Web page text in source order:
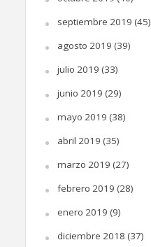
septiembre 2019 (45)
agosto 2019 (39)
julio 2019 (33)
junio 2019 (29)
mayo 2019 (38)
abril 2019 (35)
marzo 2019 (27)
febrero 2019 (28)
enero 2019 (9)
diciembre 2018 (37)